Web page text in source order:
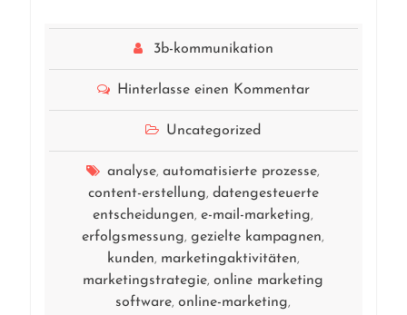
3b-kommunikation
Hinterlasse einen Kommentar
Uncategorized
analyse,automatisierte prozesse,
content-erstellung, datengesteuerte
entscheidungen,e-mail-marketing,
erfolgsmessung,gezielte kampagnen,
kunden, marketingaktivitäten,
marketingstrategie,online marketing
software,online-marketing,